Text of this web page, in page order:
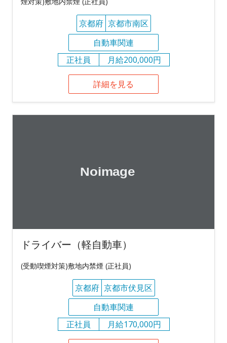
京都府 京都市南区
自動車関連
正社員
月給200,000円
詳細を見る
ドライバー（軽自動車）
(受動喫煙対策)敷地内禁煙 (正社員)
京都府 京都市伏見区
自動車関連
正社員
月給170,000円